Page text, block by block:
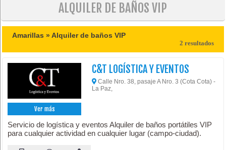
ALQUILER DE BAÑOS VIP
Amarillas »Alquiler de baños VIP
2 resultados
Ver más
C&T LOGÍSTICA Y EVENTOS
Calle Nro. 38, pasaje A Nro. 3 (Cota Cota) -
La Paz,
Servicio de logística y eventos Alquiler de baños portátiles VIP
para cualquier actividad en cualquier lugar (campo-ciudad).